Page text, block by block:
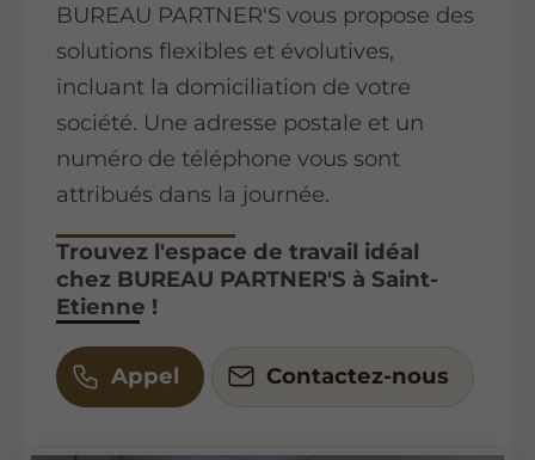
BUREAU PARTNER'S vous propose des
solutions flexibles et évolutives,
incluant la domiciliation de votre
société. Une adresse postale et un
numéro de téléphone vous sont
attribués dans la journée.
Trouvez l'espace de travail idéal
chez BUREAU PARTNER'S à Saint-
Etienne !
Appel Contactez-nous